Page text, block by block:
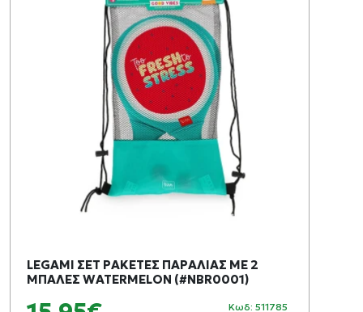
LEGAMI ΣΕΤ ΡΑΚΕΤΕΣ ΠΑΡΑΛΙΑΣ ΜΕ 2
ΜΠΑΛΕΣ WATERMELON (#NBR0001)
Κωδ: 511785